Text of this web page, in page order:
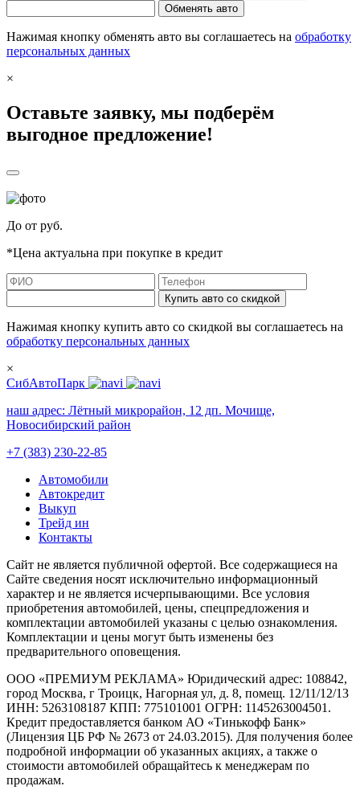
Обменять авто
Нажимая кнопку обменять авто вы соглашаетесь на обработку
персональных данных
×
Оставьте заявку, мы подберём
выгодное предложение!
До от руб.
*Цена актуальна при покупке в кредит
Купить авто со скидкой
Нажимая кнопку купить авто со скидкой вы соглашаетесь на
обработку персональных данных
×
СибАвтоПарк
наш адрес: Лётный микрорайон, 12 дп. Мочище,
Новосибирский район
+7 (383) 230-22-85
Автомобили
Автокредит
Выкуп
Трейд ин
Контакты
Cайт не является публичной офертой. Все содержащиеся на
Сайте сведения носят исключительно информационный
характер и не является исчерпывающими. Все условия
приобретения автомобилей, цены, спецпредложения и
комплектации автомобилей указаны с целью ознакомления.
Комплектации и цены могут быть изменены без
предварительного оповещения.
ООО «ПРЕМИУМ РЕКЛАМА» Юридический адрес: 108842,
город Москва, г Троицк, Нагорная ул, д. 8, помещ. 12/11/12/13
ИНН: 5263108187 КПП: 775101001 ОГРН: 1145263004501.
Кредит предоставляется банком АО «Тинькофф Банк»
(Лицензия ЦБ РФ № 2673 от 24.03.2015). Для получения более
подробной информации об указанных акциях, а также о
стоимости автомобилей обращайтесь к менеджерам по
продажам.